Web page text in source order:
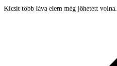
Kicsit több láva elem még jöhetett volna.